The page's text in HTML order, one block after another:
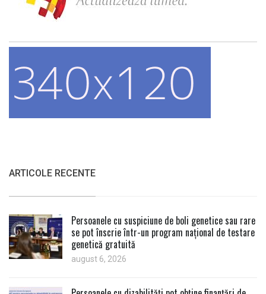
ARTICOLE RECENTE
Persoanele cu suspiciune de boli genetice sau rare
se pot înscrie într-un program național de testare
genetică gratuită
august 6, 2026